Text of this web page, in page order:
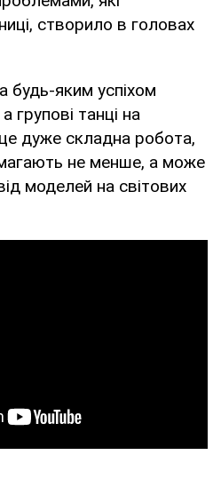
створило в головах
будь-яким успіхом
групові танці на
дуже складна робота,
не менше, а може
моделей на світових